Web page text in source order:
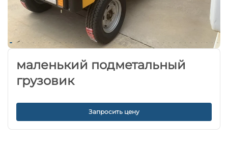
маленький подметальный
грузовик
Запросить цену